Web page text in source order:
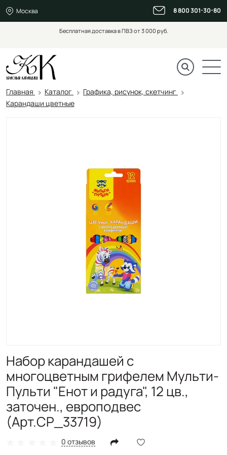
Москва 8 800 301-30-80
Бесплатная доставка в ПВЗ от 3 000 руб.
Главная Каталог
Графика, рисунок, скетчинг
Карандаши цветные
Набор карандашей с
многоцветным грифелем Мульти-
Пульти "Енот и радуга", 12 цв.,
заточен., европодвес
(Арт.CP_33719)
0 отзывов